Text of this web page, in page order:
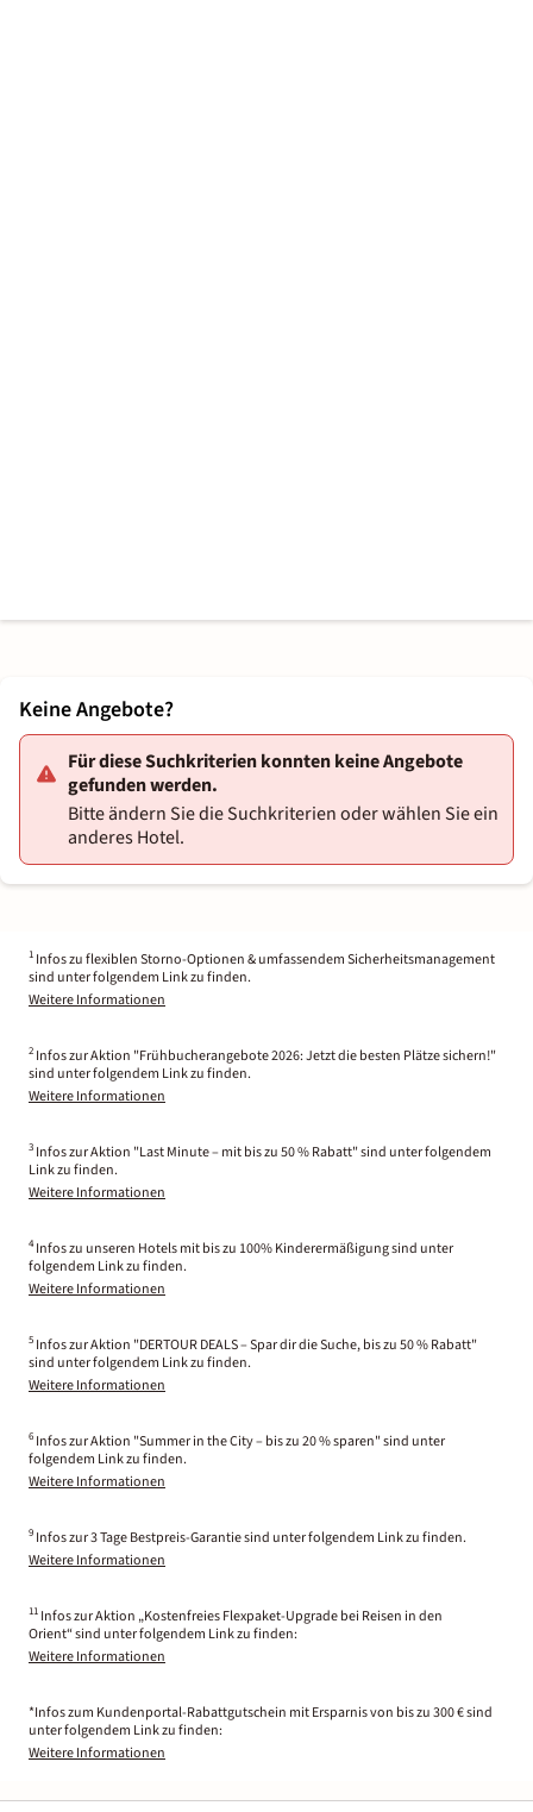
Keine Angebote?
Für diese Suchkriterien konnten keine Angebote
gefunden werden.
Bitte ändern Sie die Suchkriterien oder wählen Sie ein
anderes Hotel.
1 Infos zu flexiblen Storno-Optionen & umfassendem Sicherheitsmanagement
sind unter folgendem Link zu finden.
Weitere Informationen
2 Infos zur Aktion "Frühbucherangebote 2026: Jetzt die besten Plätze sichern!"
sind unter folgendem Link zu finden.
Weitere Informationen
3 Infos zur Aktion "Last Minute – mit bis zu 50 % Rabatt" sind unter folgendem
Link zu finden.
Weitere Informationen
4 Infos zu unseren Hotels mit bis zu 100% Kinderermäßigung sind unter
folgendem Link zu finden.
Weitere Informationen
5 Infos zur Aktion "DERTOUR DEALS – Spar dir die Suche, bis zu 50 % Rabatt"
sind unter folgendem Link zu finden.
Weitere Informationen
6 Infos zur Aktion "Summer in the City – bis zu 20 % sparen" sind unter
folgendem Link zu finden.
Weitere Informationen
9 Infos zur 3 Tage Bestpreis-Garantie sind unter folgendem Link zu finden.
Weitere Informationen
11 Infos zur Aktion „Kostenfreies Flexpaket-Upgrade bei Reisen in den
Orient“ sind unter folgendem Link zu finden:
Weitere Informationen
*Infos zum Kundenportal-Rabattgutschein mit Ersparnis von bis zu 300 € sind
unter folgendem Link zu finden:
Weitere Informationen